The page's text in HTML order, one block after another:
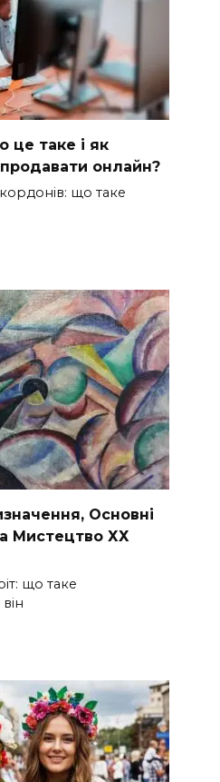
це таке і як
онлайн?
кордонів: що таке
Основні
Мистецтво ХХ
що таке